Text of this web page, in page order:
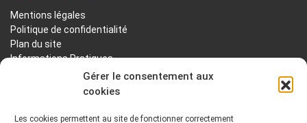
Gérer le consentement aux
cookies
Les cookies permettent au site de fonctionner correctement
Mentions légales
Politique de confidentialité
Plan du site
Informations Pratiques